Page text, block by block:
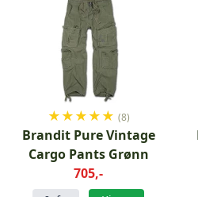
★★★★★ (8)
Brandit Pure Vintage
Cargo Pants Grønn
705,-